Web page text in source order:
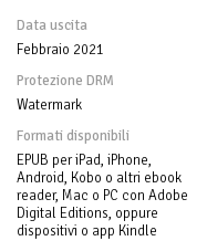
Data uscita
Febbraio 2021
Protezione DRM
Watermark
Formati disponibili
EPUB per iPad, iPhone,
Android, Kobo o altri ebook
reader, Mac o PC con Adobe
Digital Editions, oppure
dispositivi o app Kindle